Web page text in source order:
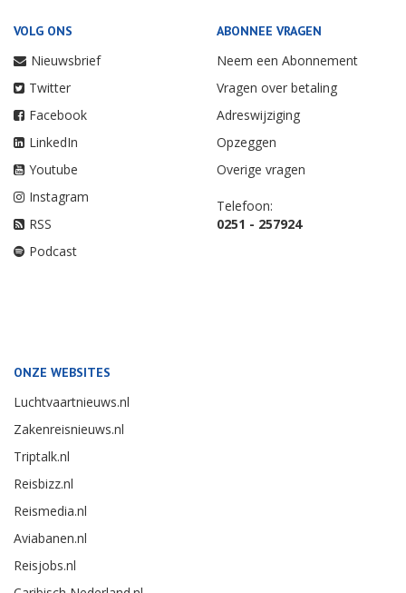
VOLG ONS
Nieuwsbrief
Twitter
Facebook
LinkedIn
Youtube
Instagram
RSS
Podcast
ABONNEE VRAGEN
Neem een Abonnement
Vragen over betaling
Adreswijziging
Opzeggen
Overige vragen
Telefoon:
0251 - 257924
ONZE WEBSITES
Luchtvaartnieuws.nl
Zakenreisnieuws.nl
Triptalk.nl
Reisbizz.nl
Reismedia.nl
Aviabanen.nl
Reisjobs.nl